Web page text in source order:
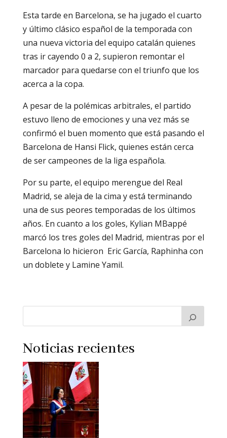
Esta tarde en Barcelona, se ha jugado el cuarto
y último clásico español de la temporada con
una nueva victoria del equipo catalán quienes
tras ir cayendo 0 a 2, supieron remontar el
marcador para quedarse con el triunfo que los
acerca a la copa.
A pesar de la polémicas arbitrales, el partido
estuvo lleno de emociones y una vez más se
confirmó el buen momento que está pasando el
Barcelona de Hansi Flick, quienes están cerca
de ser campeones de la liga española.
Por su parte, el equipo merengue del Real
Madrid, se aleja de la cima y está terminando
una de sus peores temporadas de los últimos
años. En cuanto a los goles, Kylian MBappé
marcó los tres goles del Madrid, mientras por el
Barcelona lo hicieron Eric García, Raphinha con
un doblete y Lamine Yamil.
Noticias recientes